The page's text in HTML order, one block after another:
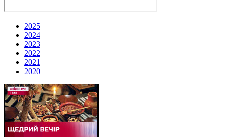
2025
2024
2023
2022
2021
2020